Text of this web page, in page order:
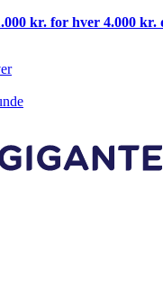
kr. for hver 4.000 kr.